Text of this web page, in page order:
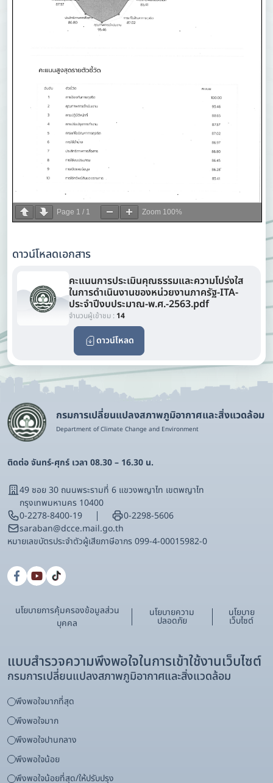
Page 1 / 1 Zoom 100%
ดาวน์โหลดเอกสาร
คะแนนการประเมินคุณธรรมและความโปร่งใส
ในการดำเนินงานของหน่วยงานภาครัฐ-ITA-
ประจำปีงบประมาณ-พ.ศ.-2563.pdf
จำนวนผู้เข้าชม : 14
ดาวน์โหลด
กรมการเปลี่ยนแปลงสภาพภูมิอากาศและสิ่งแวดล้อม
Department of Climate Change and Environment
ติดต่อ จันทร์-ศุกร์ เวลา 08.30 – 16.30 น.
49 ซอย 30 ถนนพระรามที่ 6 แขวงพญาไท เขตพญาไท
กรุงเทพมหานคร 10400
0-2278-8400-19
0-2298-5606
saraban@dcce.mail.go.th
หมายเลขบัตรประจําตัวผู้เสียภาษีอากร 099-4-00015982-0
นโยบายการคุ้มครองข้อมูลส่วน
บุคคล
นโยบายความ
ปลอดภัย
นโยบาย
เว็บไซต์
แบบสำรวจความพึงพอใจในการเข้าใช้งานเว็บไซต์
กรมการเปลี่ยนแปลงสภาพภูมิอากาศและสิ่งแวดล้อม
พึงพอใจมากที่สุด
พึงพอใจมาก
พึงพอใจปานกลาง
พึงพอใจน้อย
พึงพอใจน้อยที่สุด/ให้ปรับปรุง